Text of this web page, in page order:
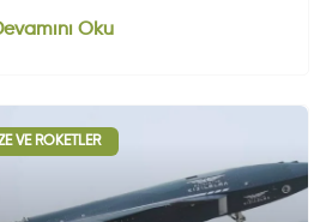
yetkinliğini gösteren sistem,
Oku
VE ROKETLER